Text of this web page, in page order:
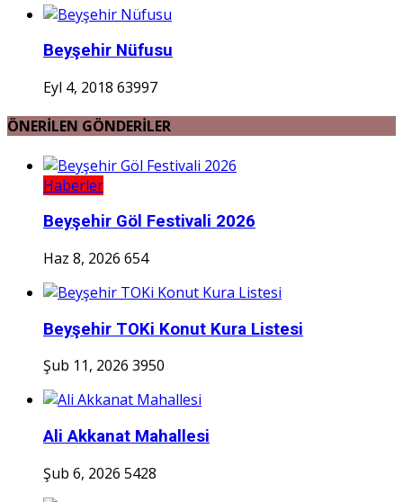
Beyşehir Nüfusu
Eyl 4, 2018 63997
ÖNERİLEN GÖNDERİLER
Haberler
Beyşehir Göl Festivali 2026
Haz 8, 2026 654
Beyşehir TOKi Konut Kura Listesi
Şub 11, 2026 3950
Ali Akkanat Mahallesi
Şub 6, 2026 5428